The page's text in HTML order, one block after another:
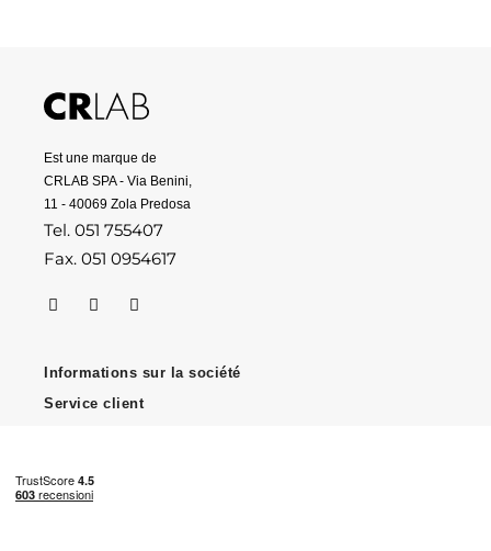
Est une marque de
CRLAB SPA - Via Benini,
11 - 40069 Zola Predosa
Tel. 051 755407
Fax. 051 0954617
Informations sur la société
Service client